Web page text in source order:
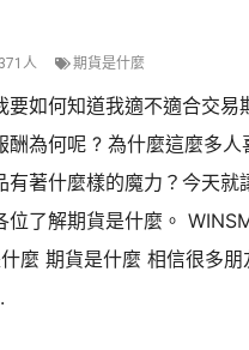
人 期貨是什麼
要如何知道我適不適合交易
酬為何呢 ? 為什麼這麼多人
有著什麼樣的魔力？今天就
位了解期貨是什麼。
麼 期貨是什麼 相信很多朋